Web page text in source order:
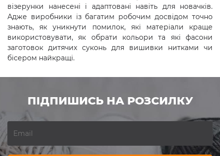
візерунки нанесені і адаптовані навіть для новачків.
Адже виробники із багатим робочим досвідом точно
знають, як уникнути помилок, які матеріали краще
використовувати, як обрати кольори та які фасони
заготовок дитячих суконь для вишивки нитками чи
бісером найкращі.
ПІДПИШИСЬ НА РОЗСИЛКУ